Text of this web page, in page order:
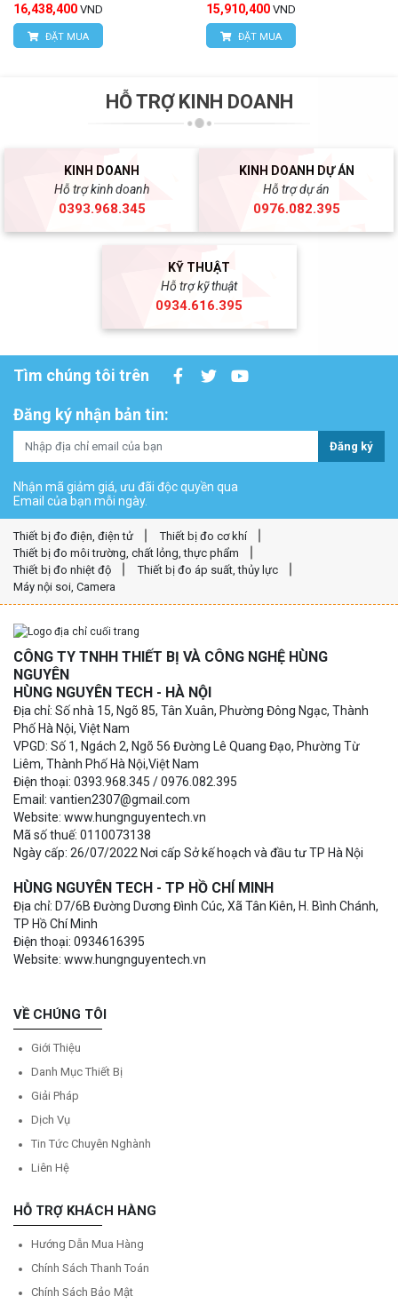
16,438,400 VND
ĐẶT MUA
15,910,400 VND
ĐẶT MUA
HỖ TRỢ KINH DOANH
KINH DOANH
Hỗ trợ kinh doanh
0393.968.345
KINH DOANH DỰ ÁN
Hỗ trợ dự án
0976.082.395
KỸ THUẬT
Hỗ trợ kỹ thuật
0934.616.395
Tìm chúng tôi trên
Đăng ký nhận bản tin:
Đăng ký
Nhận mã giảm giá, ưu đãi độc quyền qua
Email của bạn mỗi ngày.
Thiết bị đo điện, điện tử
Thiết bị đo cơ khí
Thiết bị đo môi trường, chất lỏng, thực phẩm
Thiết bị đo nhiệt độ
Thiết bị đo áp suất, thủy lực
Máy nội soi, Camera
CÔNG TY TNHH THIẾT BỊ VÀ CÔNG NGHỆ HÙNG
NGUYÊN
HÙNG NGUYÊN TECH - HÀ NỘI
Địa chỉ: Số nhà 15, Ngõ 85, Tân Xuân, Phường Đông Ngạc, Thành
Phố Hà Nội, Việt Nam
VPGD: Số 1, Ngách 2, Ngõ 56 Đường Lê Quang Đạo, Phường Từ
Liêm, Thành Phố Hà Nội,Việt Nam
Điện thoại: 0393.968.345 / 0976.082.395
Email: vantien2307@gmail.com
Website: www.hungnguyentech.vn
Mã số thuế: 0110073138
Ngày cấp: 26/07/2022 Nơi cấp Sở kế hoạch và đầu tư TP Hà Nội
HÙNG NGUYÊN TECH - TP HỒ CHÍ MINH
Địa chỉ: D7/6B Đường Dương Đình Cúc, Xã Tân Kiên, H. Bình Chánh,
TP Hồ Chí Minh
Điện thoại: 0934616395
Website: www.hungnguyentech.vn
VỀ CHÚNG TÔI
Giới Thiệu
Danh Mục Thiết Bị
Giải Pháp
Dịch Vụ
Tin Tức Chuyên Nghành
Liên Hệ
HỖ TRỢ KHÁCH HÀNG
Hướng Dẫn Mua Hàng
Chính Sách Thanh Toán
Chính Sách Bảo Mật